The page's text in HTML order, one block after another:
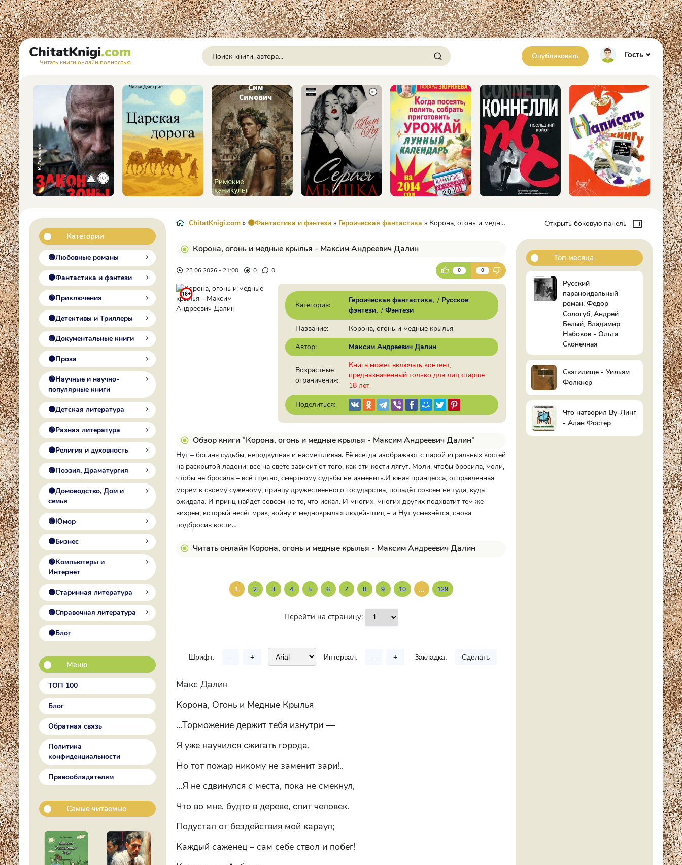
ChitatKnigi.com
Читать книги онлайн полностью
Опубликовать Гость
Категории
🟢Любовные романы
🟠Фантастика и фэнтези
🟢Приключения
🟠Детективы и Триллеры
🟢Документальные книги
🟠Проза
🟢Научные и научно-
популярные книги
🟠Детская литература
🟢Разная литература
🟠Религия и духовность
🟢Поэзия, Драматургия
🟠Домоводство, Дом и
семья
🟢Юмор
🟠Бизнес
🟢Компьютеры и
Интернет
🟠Старинная литература
🟢Справочная литература
🟠Блог
Меню
ТОП 100
Блог
Обратная связь
Политика
конфиденциальности
Правообладателям
Самые читаемые
ChitatKnigi.com » 🟠Фантастика и фэнтези » Героическая фантастика » Корона, огонь и медные крылья - Максим Андреевич Далин
Корона, огонь и медные крылья - Максим Андреевич Далин
23.06.2026 - 21:00 0 0 0 0
Категория:
Героическая фантастика / Русское
фэнтези / Фэнтези
Название:
Корона, огонь и медные крылья
Автор:
Максим Андреевич Далин
Возрастные
ограничения:
Книга может включать контент,
предназначенный только для лиц старше
18 лет.
Поделиться:
Обзор книги "Корона, огонь и медные крылья - Максим Андреевич Далин"
Нут – богиня судьбы, неподкупная и насмешливая. Её всегда изображают с парой игральных костей
на раскрытой ладони: всё на свете зависит от того, как эти кости лягут. Моли, чтобы бросила, моли,
чтобы не бросала – всё тщетно, смертному судьбы не изменить.И юная принцесса, отправленная
морем к своему суженому, принцу дружественного государства, попадёт совсем не туда, куда
ожидала. И принц найдёт совсем не то, что искал. И многих, многих других подхватит тем же
вихрем, который несёт мрак, войну и меднокрылых людей-птиц – и Нут усмехнётся, снова
подбросив кости…
Читать онлайн Корона, огонь и медные крылья - Максим Андреевич Далин
1 2 3 4 5 6 7 8 9 10 ... 129
Перейти на страницу:
Шрифт: - + Интервал: - + Закладка: Сделать
Макс Далин
Корона, Огонь и Медные Крылья
…Торможение держит тебя изнутри —
Я уже научился сжигать города,
Но тот пожар никому не заменит зари!..
…Я не сдвинулся с места, пока не смекнул,
Что во мне, будто в дереве, спит человек.
Подустал от бездействия мой караул;
Каждый саженец – сам себе ствол и побег!
Открыть боковую панель
Топ месяца
Русский
параноидальный
роман. Федор
Сологуб, Андрей
Белый, Владимир
Набоков - Ольга
Сконечная
Святилище - Уильям
Фолкнер
Что натворил Ву-Линг
- Алан Фостер